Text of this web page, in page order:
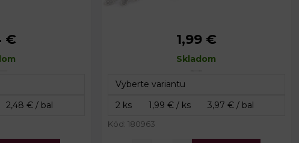
9 x 29 cm
€ 8 x 24 cm
1,99 €
Skladom
Kód: 180963